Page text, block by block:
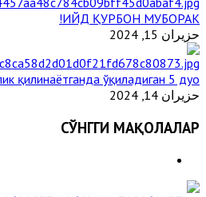
ИЙД ҚУРБОН МУБОРАК!
حزيران 15, 2024
қилинаётганда ўқиладиган 5 дуо
حزيران 14, 2024
СЎНГГИ МАҚОЛАЛАР